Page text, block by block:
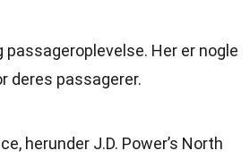
Her er nogle
deres passagerer.
herunder J.D. Power’s North